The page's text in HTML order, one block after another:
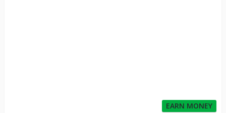
EARN MONEY